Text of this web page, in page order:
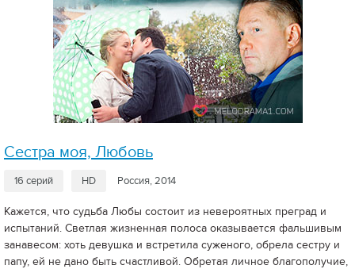
Сестра моя, Любовь
16 серий HD Россия, 2014
Кажется, что судьба Любы состоит из невероятных преград и
испытаний. Светлая жизненная полоса оказывается фальшивым
занавесом: хоть девушка и встретила суженого, обрела сестру и
папу, ей не дано быть счастливой. Обретая личное благополучие,